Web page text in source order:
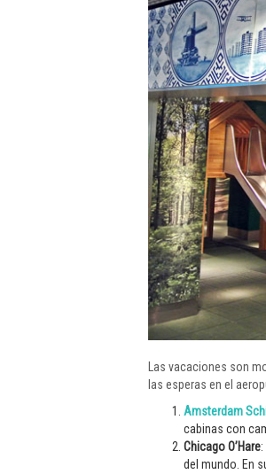
Las vacaciones son
las esperas en el
Amsterdam
cabinas con
Chicago O’Hare
del mundo. En